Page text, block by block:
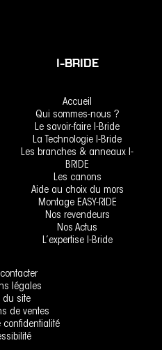
I-BRIDE
Accueil
Qui sommes-nous ?
Le savoir-faire I-Bride
La Technologie I-Bride
Les branches & anneaux I-
BRIDE
Les canons
Aide au choix du mors
Montage EASY-RIDE
Nos revendeurs
Nos Actus
L’expertise I-Bride
légales
du site
de ventes
confidentialité